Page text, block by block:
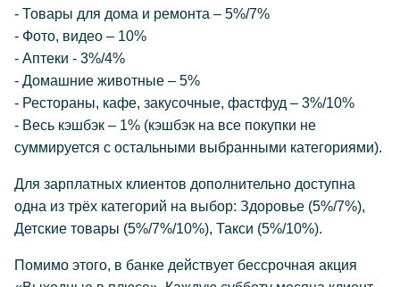
- Товары для дома и ремонта – 5%/7%
- Фото, видео – 10%
- Аптеки - 3%/4%
- Домашние животные – 5%
- Рестораны, кафе, закусочные, фастфуд – 3%/10%
- Весь кэшбэк – 1% (кэшбэк на все покупки не
суммируется с остальными выбранными категориями).
Для зарплатных клиентов дополнительно доступна
одна из трёх категорий на выбор: Здоровье (5%/7%),
Детские товары (5%/7%/10%), Такси (5%/10%).
Помимо этого, в банке действует бессрочная акция